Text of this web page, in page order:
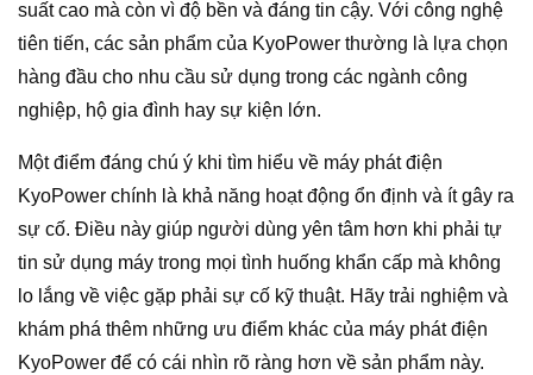
suất cao mà còn vì độ bền và đáng tin cậy. Với công nghệ
tiên tiến, các sản phẩm của KyoPower thường là lựa chọn
hàng đầu cho nhu cầu sử dụng trong các ngành công
nghiệp, hộ gia đình hay sự kiện lớn.
Một điểm đáng chú ý khi tìm hiểu về máy phát điện
KyoPower chính là khả năng hoạt động ổn định và ít gây ra
sự cố. Điều này giúp người dùng yên tâm hơn khi phải tự
tin sử dụng máy trong mọi tình huống khẩn cấp mà không
lo lắng về việc gặp phải sự cố kỹ thuật. Hãy trải nghiệm và
khám phá thêm những ưu điểm khác của máy phát điện
KyoPower để có cái nhìn rõ ràng hơn về sản phẩm này.